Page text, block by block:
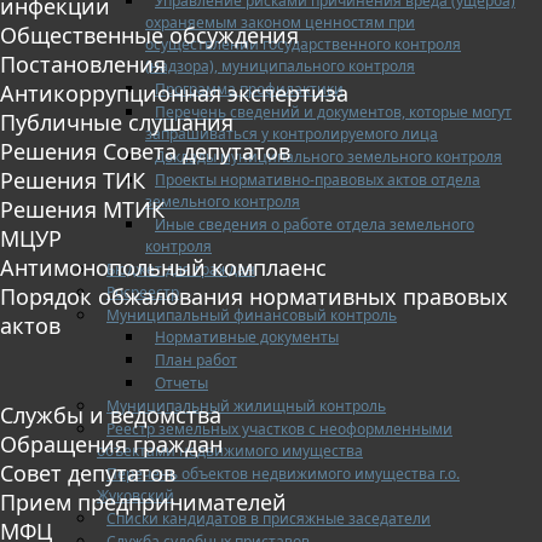
охраняемым законом ценностям при
осуществлении государственного контроля
(надзора), муниципального контроля
Программа профилактики
Перечень сведений и документов, которые могут
запрашиваться у контролируемого лица
Доклады муниципального земельного контроля
Проекты нормативно-правовых актов отдела
земельного контроля
Иные сведения о работе отдела земельного
контроля
Бюджет для граждан
Росреестр
Муниципальный финансовый контроль
Нормативные документы
План работ
Отчеты
Муниципальный жилищный контроль
Реестр земельных участков с неоформленными
объектами недвижимого имущества
Перечень объектов недвижимого имущества г.о.
Жуковский
Списки кандидатов в присяжные заседатели
инфекции
Общественные обсуждения
Постановления
Антикоррупционная экспертиза
Публичные слушания
Решения Совета депутатов
Решения ТИК
Решения МТИК
МЦУР
Антимонопольный комплаенс
Порядок обжалования нормативных правовых
актов
Службы и ведомства
Обращения граждан
Совет депутатов
Прием предпринимателей
МФЦ